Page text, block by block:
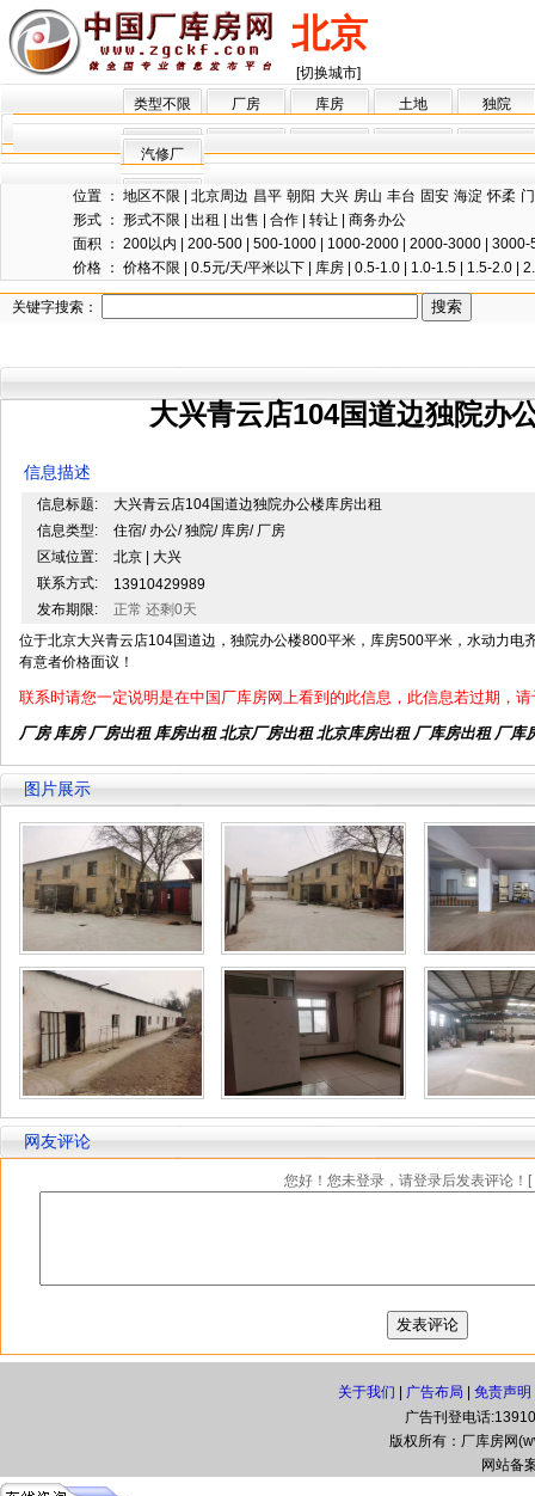
北京
[切换城市]
类型不限
厂房 库房 土地 独院
汽修厂
位置 ： 地区不限 北京周边 昌平 朝阳 大兴 房山 丰台 固安 海淀 怀柔
形式 ： 形式不限 出租 出售 合作 转让
商务办公
面积 ： 200以内 200-500 500-1000 1000-2000 2000-3000
3000-
价格 ： 价格不限 0.5元/天/平米以下 库房 0.5-1.0 1.0-1.5 1.5-2.0
关键字搜索：
大兴青云店104国道边独院办
信息描述
信息标题:
大兴青云店104国道边独院办公楼库房出租
信息类型:
住宿/ 办公/ 独院/ 库房/ 厂房
区域位置:
北京 | 大兴
联系方式:
13910429989
发布期限:
正常 还剩0天
位于北京大兴青云店104国道边，独院办公楼800平米，库房500平米，水动力电
有意者价格面议！
联系时请您一定说明是在中国厂库房网上看到的此信息，此信息若过期，
厂房 库房 厂房出租 库房出租 北京厂房出租 北京库房出租 厂库房出租 厂库
图片展示
网友评论
您好！您未登录，请登录后发表评论！[
关于我们 广告布局 免责声明
广告刊登电话
版权所有：厂库房网
网站备